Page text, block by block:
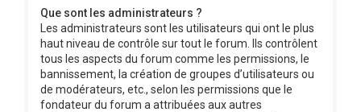
Que sont les administrateurs ?
Les administrateurs sont les utilisateurs qui ont le plus
haut niveau de contrôle sur tout le forum. Ils contrôlent
tous les aspects du forum comme les permissions, le
bannissement, la création de groupes d’utilisateurs ou
de modérateurs, etc., selon les permissions que le
fondateur du forum a attribuées aux autres